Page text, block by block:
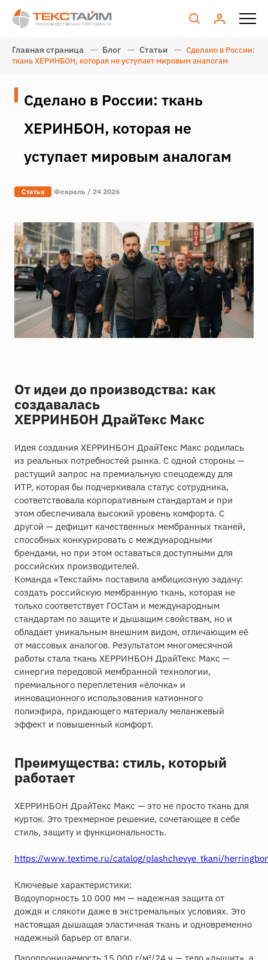
Главная страница Блог Статьи
Сделано в России:
ткань ХЕРИНБОН, которая не уступает мировым аналогам
Сделано в России: ткань
ХЕРИНБОН, которая не
уступает мировым аналогам
Статья Февраль / 24 2026
От идеи до производства: как
создавалась
ХЕРРИНБОН ДрайТекс Макс
Идея создания ХЕРРИНБОН ДрайТекс Макс родилась
из реальных потребностей рынка. С одной стороны —
растущий запрос на премиальную спецодежду для
ИТР, которая бы подчеркивала статус сотрудника,
соответствовала корпоративным стандартам и при
этом обеспечивала высокий уровень комфорта. С
другой — дефицит качественных мембранных тканей,
способных конкурировать с международными
брендами, но при этом оставаться доступными для
российских производителей.
Команда «Текстайм» поставила амбициозную задачу:
создать российскую мембранную ткань, которая не
только соответствует ГОСТам и международным
стандартам по защите и дышащим свойствам, но и
обладает уникальным внешним видом, отличающим её
от массовых аналогов. Результатом многомесячной
работы стала ткань ХЕРРИНБОН ДрайТекс Макс —
синергия передовой мембранной технологии,
премиального переплетения «ёлочка» и
инновационного использования катионного
полиэфира, придающего материалу меланжевый
эффект и повышенный комфорт.
Преимущества: стиль, который
работает
ХЕРРИНБОН ДрайТекс Макс — это не просто ткань для
курток. Это трехмерное решение, сочетающее в себе
стиль, защиту и функциональность.
https://www.textime.ru/catalog/plashchevye_tkani/
Ключевые характеристики:
Водоупорность 10 000 мм — надежная защита от
дождя и слякоти даже в экстремальных условиях. Это
настоящая дышащая эластичная ткань и одновременно
надежный барьер от влаги.
Паропроницаемость 15 000 г/м²/24 ч — тело «дышит», а